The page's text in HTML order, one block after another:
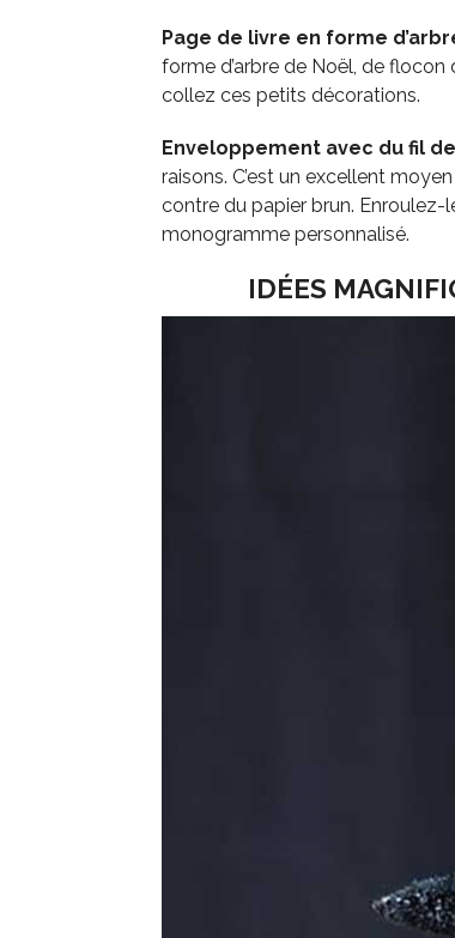
Page de livre en forme
forme d’arbre de Noël, de
collez ces petits décorations.
Enveloppement avec du fil
raisons. C’est un excellent
contre du papier brun. Enroulez-
monogramme personnalisé.
IDÉES